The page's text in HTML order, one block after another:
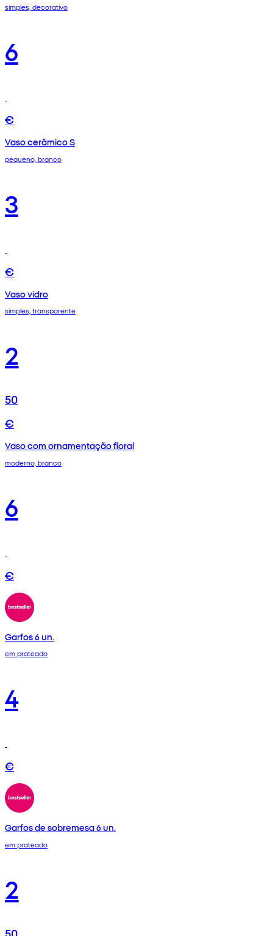
simples, decorativo
6
€
Vaso cerâmico S
pequeno, branco
3
€
Vaso vidro
simples, transparente
2
50
€
Vaso com ornamentação floral
moderno, branco
6
€
Garfos 6 un.
em prateado
4
€
Garfos de sobremesa 6 un.
em prateado
2
50